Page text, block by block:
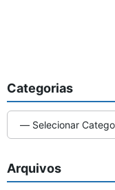
Categorias
Arquivos